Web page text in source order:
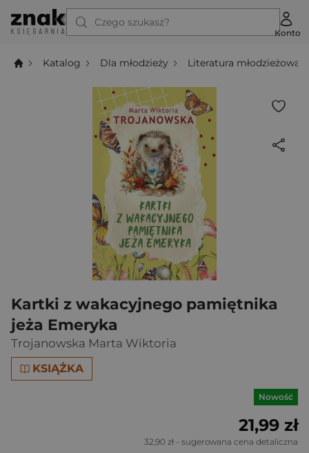
Czego szukasz?
Konto
Katalog Dla młodzieży Literatura młodzieżowa
Kartki z wakacyjnego pamiętnika
jeża Emeryka
Trojanowska Marta Wiktoria
KSIĄŻKA
Nowość
21,99 zł
32,90 zł - sugerowana cena detaliczna